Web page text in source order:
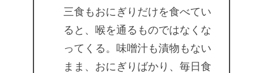
三食もおにぎりだけを食べてい
ると、喉を通るものではなくな
ってくる。味噌汁も漬物もない
まま、おにぎりばかり、毎日食